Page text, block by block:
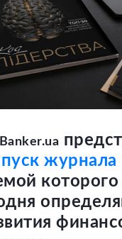
Banker.ua
журнала
которого